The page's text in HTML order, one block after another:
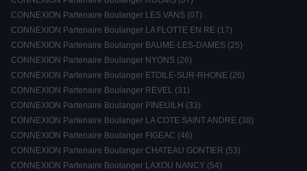
CONNEXION Partenaire Boulanger LES VANS (07)
CONNEXION Partenaire Boulanger LA FLOTTE EN RE (17)
CONNEXION Partenaire Boulanger BAUME-LES-DAMES (25)
CONNEXION Partenaire Boulanger NYONS (26)
CONNEXION Partenaire Boulanger ETOILE-SUR-RHONE (26)
CONNEXION Partenaire Boulanger REVEL (31)
CONNEXION Partenaire Boulanger PINEUILH (33)
CONNEXION Partenaire Boulanger LA COTE SAINT ANDRE (38)
CONNEXION Partenaire Boulanger FIGEAC (46)
CONNEXION Partenaire Boulanger CHATEAU GONTIER (53)
CONNEXION Partenaire Boulanger LAXOU NANCY (54)